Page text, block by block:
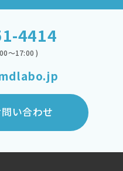
4414
～17:00 )
い合わせ